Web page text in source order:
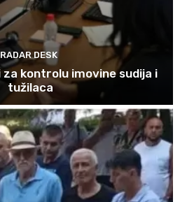
RADAR DESK
za kontrolu imovine sudija i
tužilaca